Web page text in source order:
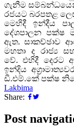
ගැනීම
රජයට බරපතළ
මෙහිදී ඉන්දීය
දේශපාලන පක්ෂ
ඇත. සාකච්ඡාව
මහතා ද රාජ්‍ය
වේ.
එහිදී දෙරට
ඉන්දිය
ඩී.එම්.කේ පක්ෂ
Lakbima
Share:
Post